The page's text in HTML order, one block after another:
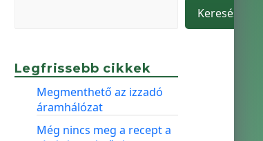
Keresés
Legfrissebb cikkek
Megmenthető az izzadó
áramhálózat
Még nincs meg a recept a